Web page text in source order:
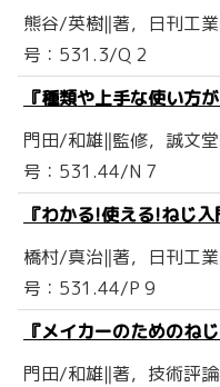
熊谷/英樹‖著，日刊工
号：531.3/Q 2
『種類や上手な使い方
門田/和雄‖監修，誠文
号：531.44/N 7
『わかる!使える!ねじ入
橋村/真治‖著，日刊工
号：531.44/P 9
『メイカーのためのね
門田/和雄‖著，技術評